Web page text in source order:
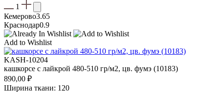
1
Кемерово3.65
Краснодар0.9
Add to Wishlist
KASH-10204
кашкорсе с лайкрой 480-510 гр/м2, цв. фумэ (10183)
890,00 ₽
Ширина ткани: 120